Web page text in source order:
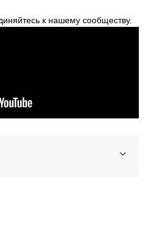
к нашему сообществу.